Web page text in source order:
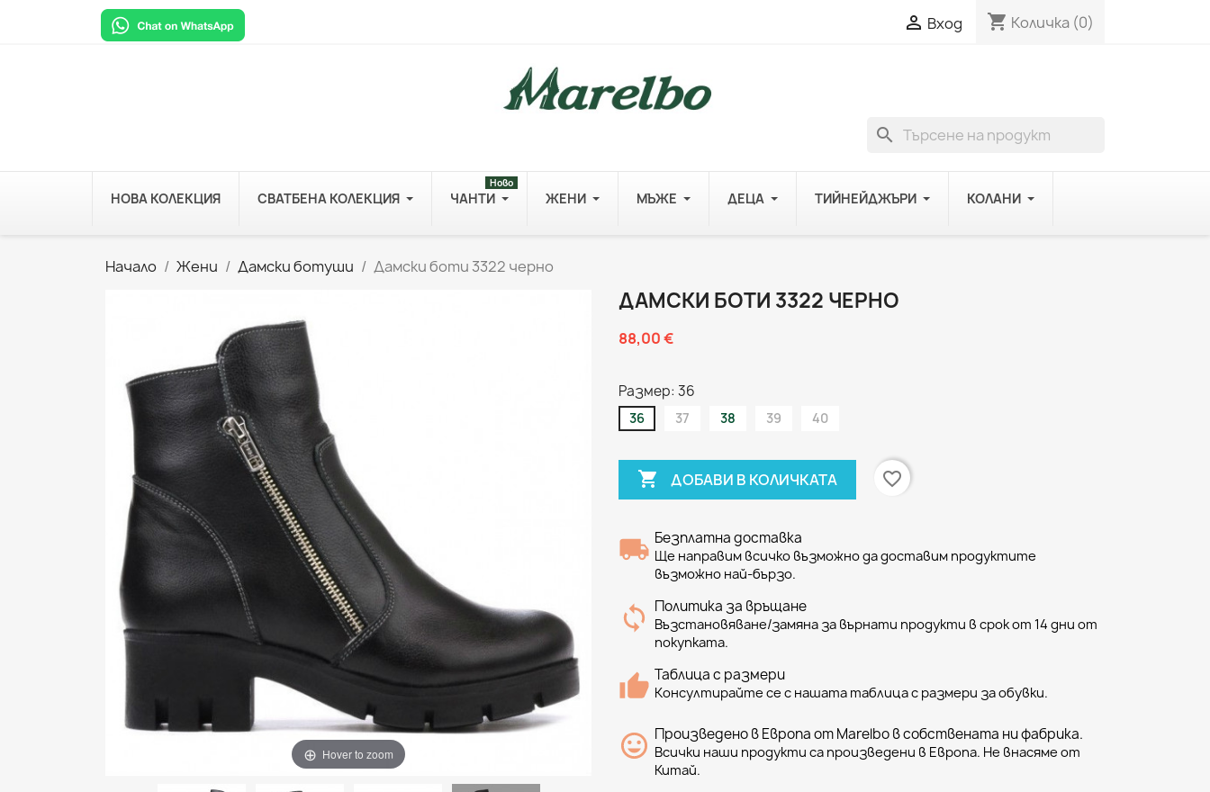
 Вход shopping_cart Количка (0)
search
НОВА КОЛЕКЦИЯ СВАТБЕНА КОЛЕКЦИЯ ЧАНТИ
Ново
ЖЕНИ МЪЖЕ ДЕЦА ТИЙНЕЙДЖЪРИ КОЛАНИ
Начало Жени Дамски ботуши Дамски боти 3322 черно
Hover to zoom
ДАМСКИ БОТИ 3322 ЧЕРНО
88,00 €
Размер: 36
36 37 38 39 40
 ДОБАВИ В КОЛИЧКАТА favorite_border
Безплатна доставка
Ще направим всичко възможно да доставим продуктите
възможно най-бързо.
Политика за връщане
Възстановяване/замяна за върнати продукти в срок от 14 дни от
покупката.
Таблица с размери
Консултирайте се с нашата таблица с размери за обувки.
Произведено в Европа от Marelbo в собствената ни фабрика.
Всички наши продукти са произведени в Европа. Не внасяме от
Китай.